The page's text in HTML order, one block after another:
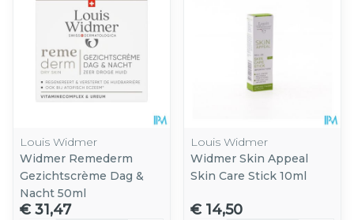
Louis Widmer
Widmer Remederm
Gezichtscrème Dag &
Nacht 50ml
€ 31,47
Louis Widmer
Widmer Skin Appeal
Skin Care Stick 10ml
€ 14,50